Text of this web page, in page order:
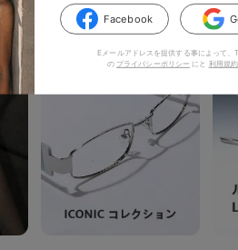
Facebook
Eメールアドレスを提供する事によって、
の プライバシーポリシー にと 利用規約